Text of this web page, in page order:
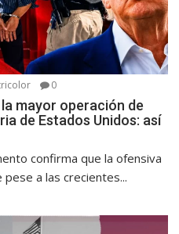
0
mayor operación de
de Estados Unidos: así
confirma que la ofensiva
a las crecientes...